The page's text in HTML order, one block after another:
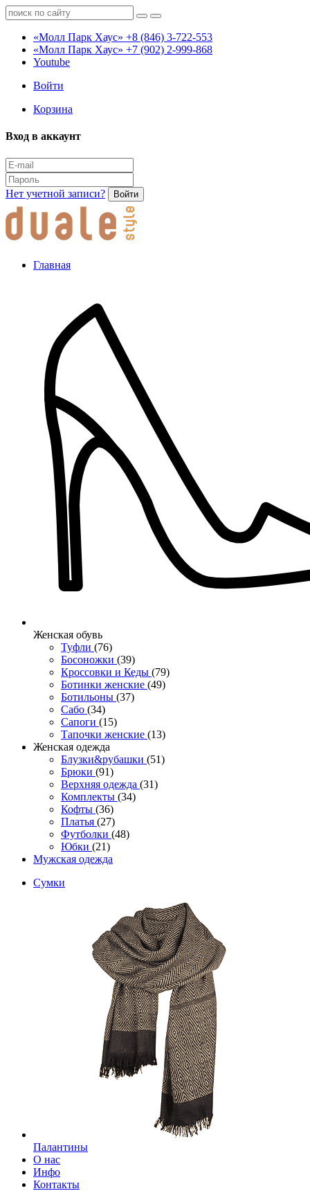
«Молл Парк Хаус» +8 (846) 3-722-553
«Молл Парк Хаус» +7 (902) 2-999-868
Youtube
Войти
Корзина
Вход в аккаунт
Нет учетной записи? Войти
Главная
Женcкая обувь
Туфли (76)
Босоножки (39)
Кроссовки и Кеды (79)
Ботинки женские (49)
Ботильоны (37)
Сабо (34)
Сапоги (15)
Тапочки женские (13)
Женская одежда
Блузки&рубашки (51)
Брюки (91)
Верхняя одежда (31)
Комплекты (34)
Кофты (36)
Платья (27)
Футболки (48)
Юбки (21)
Мужская одежда
Сумки
Палантины
О нас
Инфо
Контакты